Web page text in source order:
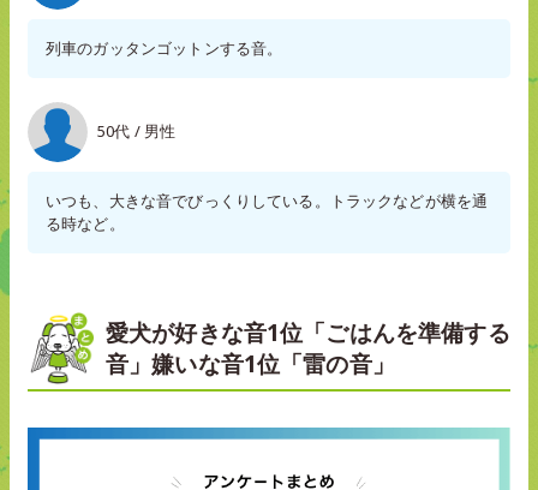
列車のガッタンゴットンする音。
50代 / 男性
いつも、大きな音でびっくりしている。トラックなどが横を通
る時など。
愛犬が好きな音1位「ごはんを準備する
音」嫌いな音1位「雷の音」